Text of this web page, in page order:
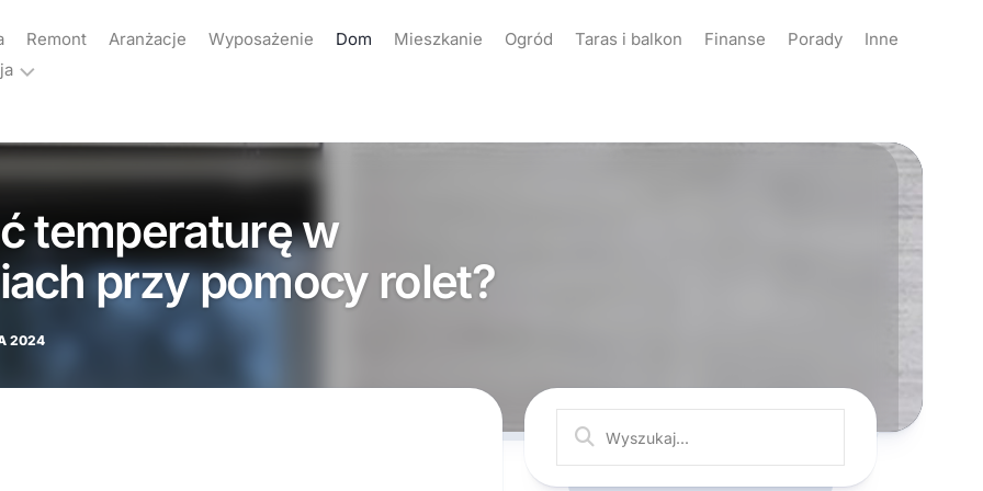
Remont Aranżacje Wyposażenie Dom Mieszkanie Ogród Taras i balkon Finanse Porady
Inne
temperaturę w
przy pomocy rolet?
2024